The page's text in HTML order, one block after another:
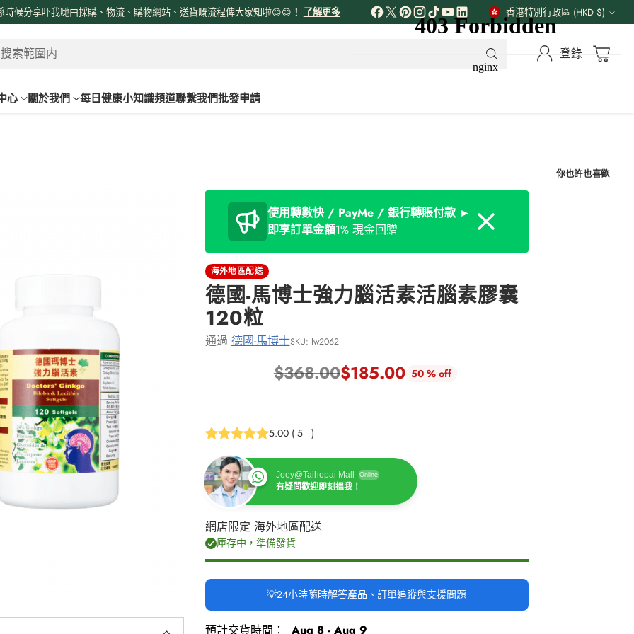
時候分享吓我哋由採購、物流、購物網站、送貨嘅流程俾大家知啦😊😊 ！ 了解更多
貨
幣
香港特別行政區 (HKD $)
索範圍内 登錄
心 關於我們 每日健康小知識頻道聯繫我們批發申請
使用轉數快 / PayMe / 銀行轉賬付款 ►
即享訂單金額1% 現金回贈
Dismiss
海外地區配送
德國-馬博士強力腦活素活腦素膠囊
120粒
通過 德國-馬博士SKU: lw2062
正
常
價
格
$368.00$185.00 50 % off
5.00 ( 5 )
Joey@Taihopai Mall Online
有疑問歡迎即刻搵我！
網店限定 海外地區配送
庫存中，準備發貨
💡24小時隨時解答產品、訂單追蹤與支援問題
預計交貨時間： Aug 8 - Aug 9
你也許也喜歡